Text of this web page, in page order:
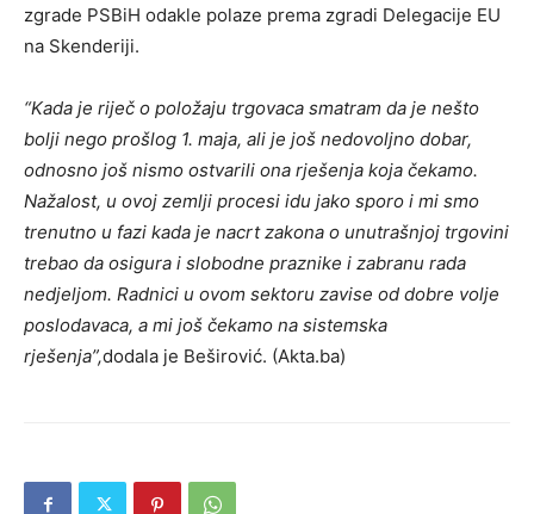
zgrade PSBiH odakle polaze prema zgradi Delegacije EU
na Skenderiji.
“Kada je riječ o položaju trgovaca smatram da je nešto
bolji nego prošlog 1. maja, ali je još nedovoljno dobar,
odnosno još nismo ostvarili ona rješenja koja čekamo.
Nažalost, u ovoj zemlji procesi idu jako sporo i mi smo
trenutno u fazi kada je nacrt zakona o unutrašnjoj trgovini
trebao da osigura i slobodne praznike i zabranu rada
nedjeljom. Radnici u ovom sektoru zavise od dobre volje
poslodavaca, a mi još čekamo na sistemska
rješenja”,dodala je Beširović. (Akta.ba)